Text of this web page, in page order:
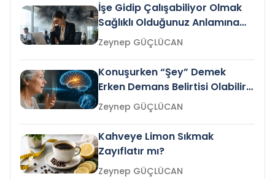
İşe Gidip Çalışabiliyor Olmak
Sağlıklı Olduğunuz Anlamına
Gelir mi?Zeynep GÜÇLÜCAN
Konuşurken “Şey” Demek
Erken Demans Belirtisi Olabilir
mi?
Zeynep GÜÇLÜCAN
Kahveye Limon Sıkmak
Zayıflatır mı?
Zeynep GÜÇLÜCAN